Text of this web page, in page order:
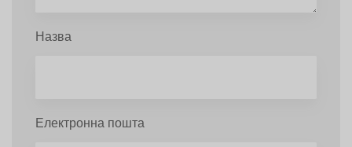
Назва
Електронна пошта